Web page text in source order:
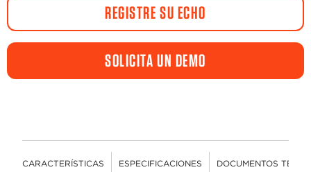
REGISTRE SU ECHO
SOLICITA UN DEMO
CARACTERÍSTICAS ESPECIFICACIONES DOCUMENTOS